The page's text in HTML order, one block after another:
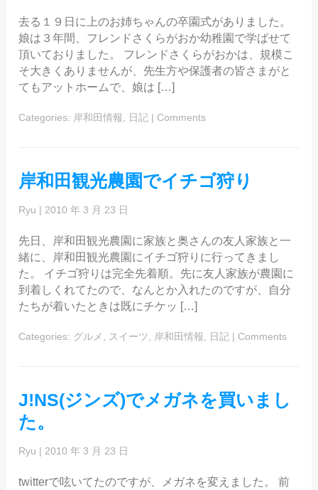
去る１９日に上のお姉ちゃんの卒園式がありました。
娘は３年間、フレンドさくらがおか幼稚園で学ばせて
頂いておりました。 フレンドさくらがおかは、規模こ
そ大きくありませんが、先生方や保護者の皆さまがと
てもアットホームで、娘は […]
Categories: 岸和田情報 日記 | Comments
岸和田観光農園でイチゴ狩り
Ryu | 2010 年 3 月 23 日
先日、岸和田観光農園に家族と奥さんの友人家族と一
緒に、岸和田観光農園にイチゴ狩りに行ってきまし
た。 イチゴ狩りは完全先着順。先に友人家族が農園に
到着しくれてたので、なんとか入れたのですが、自分
たちが着いたときは既にチケッ […]
Categories: グルメ スイーツ 岸和田情報 日記 | Comments
J!NS(ジンズ)でメガネを買いまし
た。
Ryu | 2010 年 3 月 23 日
twitterで呟いてたのですが、メガネを変えました。 前